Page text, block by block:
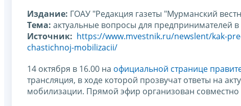
Издание: ГОАУ "Редакция газеты "Мурманский
Тема: актуальные вопросы для предпринимателей
Источник: https://www.mvestnik.ru/newslent/kak-
chastichnoj-mobilizacii/
14 октября в 16.00 на официальной странице
трансляция, в ходе которой прозвучат ответы на
мобилизации. Прямой эфир организован